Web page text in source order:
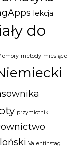
lekcja
do
metody miesiące
przymiotnik
Valentinstag